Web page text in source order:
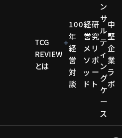
TCG
REVIEW
とは
100
年
経
営
対
談
経
営
メ
ソ
ッ
ド
研
究
リ
ポ
ー
ト
ン
サ
ル
テ
ィ
ン
グ
ケ
ー
ス
中
堅
企
業
ラ
ボ
コラムレジリエンス戦略
vol.6 柔軟に対応できるレジ
ーンを
コラム
エンス